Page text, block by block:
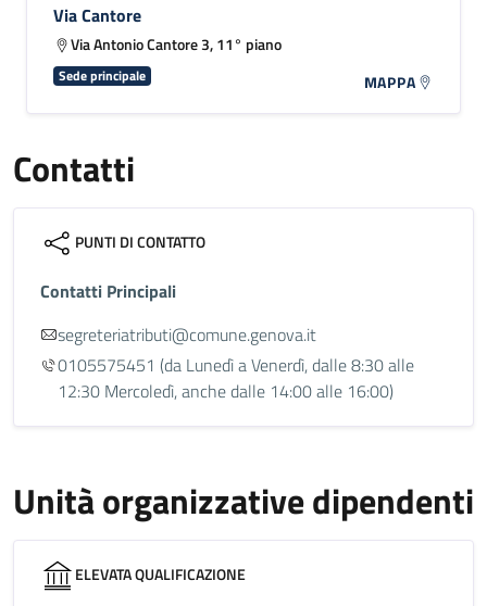
Via Cantore
Via Antonio Cantore 3, 11° piano
Sede principale MAPPA
Contatti
PUNTI DI CONTATTO
Contatti Principali
segreteriatributi@comune.genova.it
0105575451 (da Lunedì a Venerdì, dalle 8:30 alle
12:30 Mercoledì, anche dalle 14:00 alle 16:00)
Unità organizzative dipendenti
ELEVATA QUALIFICAZIONE